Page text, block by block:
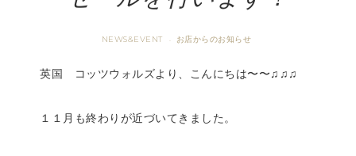
NEWS&EVENT · お店からのお知らせ
英国 コッツウォルズより、こんにちは〜〜♫♫♫
１１月も終わりが近づいてきました。